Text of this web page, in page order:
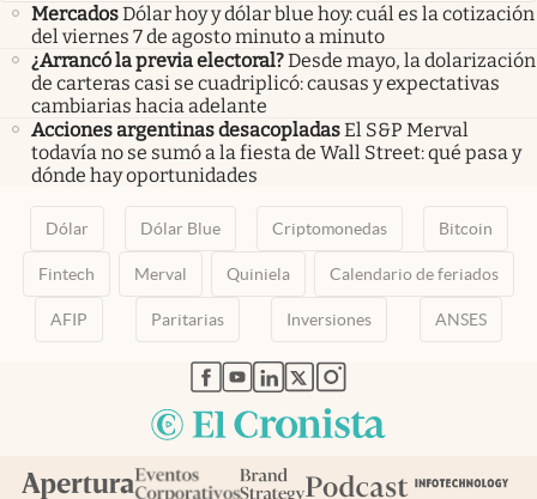
MercadosDólar hoy y dólar blue hoy: cuál es la cotización
del viernes 7 de agosto minuto a minuto
¿Arrancó la previa electoral?Desde mayo, la dolarización
de carteras casi se cuadriplicó: causas y expectativas
cambiarias hacia adelante
Acciones argentinas desacopladasEl S&P Merval
todavía no se sumó a la fiesta de Wall Street: qué pasa y
dónde hay oportunidades
Dólar Dólar Blue Criptomonedas Bitcoin
Fintech Merval Quiniela Calendario de feriados
AFIP Paritarias Inversiones ANSES
abre en nueva pestaña
abre en nueva pestaña
abre en nueva pestaña
abre en nueva pestaña
abre en nueva pestaña